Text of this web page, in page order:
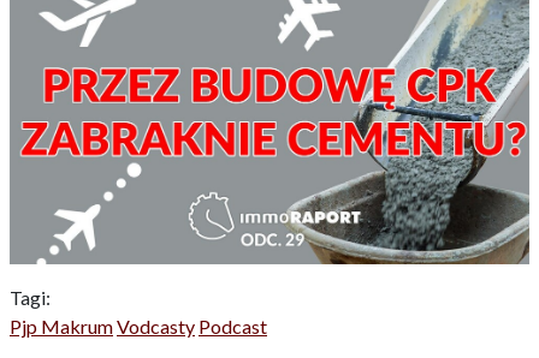
Tagi:
Pjp MakrumVodcasty Podcast